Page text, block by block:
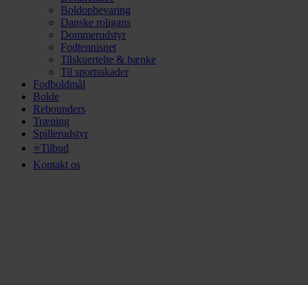
Boldopbevaring
Danske roligans
Dommerudstyr
Fodtennisnet
Tilskuertelte & bænke
Til sportsskader
Fodboldmål
Bolde
Rebounders
Træning
Spillerudstyr
⭐Tilbud
Kontakt os